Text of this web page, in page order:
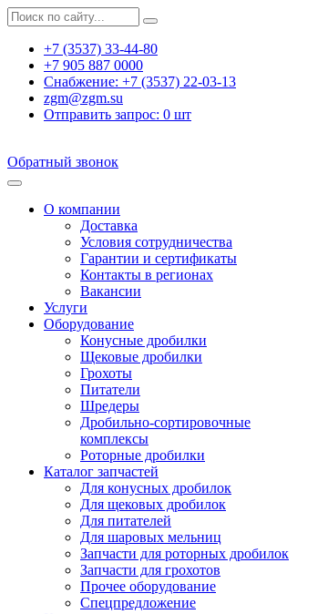
+7 (3537) 33-44-80
+7 905 887 0000
Снабжение: +7 (3537) 22-03-13
zgm@zgm.su
Отправить запрос: 0 шт
Обратный звонок
О компании
Доставка
Условия сотрудничества
Гарантии и сертификаты
Контакты в регионах
Вакансии
Услуги
Оборудование
Конусные дробилки
Щековые дробилки
Грохоты
Питатели
Шредеры
Дробильно-сортировочные
комплексы
Роторные дробилки
Каталог запчастей
Для конусных дробилок
Для щековых дробилок
Для питателей
Для шаровых мельниц
Запчасти для роторных дробилок
Запчасти для грохотов
Прочее оборудование
Спецпредложение